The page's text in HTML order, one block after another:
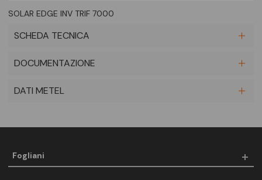
SOLAR EDGE INV TRIF 7000
SCHEDA TECNICA
DOCUMENTAZIONE
DATI METEL
Fogliani